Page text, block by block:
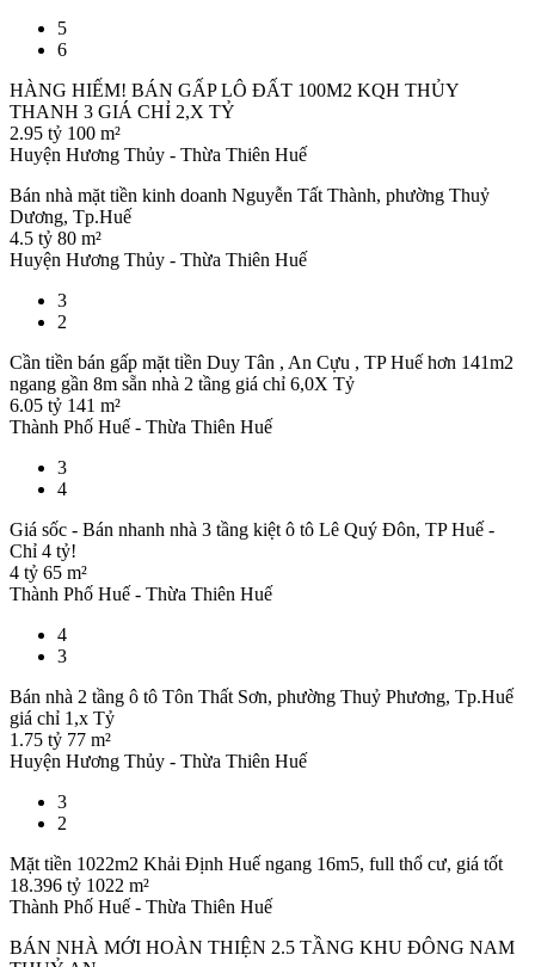
5
6
HÀNG HIẾM! BÁN GẤP LÔ ĐẤT 100M2 KQH THỦY
THANH 3 GIÁ CHỈ 2,X TỶ
2.95 tỷ 100 m²
Huyện Hương Thủy - Thừa Thiên Huế
Bán nhà mặt tiền kinh doanh Nguyễn Tất Thành, phường Thuỷ
Dương, Tp.Huế
4.5 tỷ 80 m²
Huyện Hương Thủy - Thừa Thiên Huế
3
2
Cần tiền bán gấp mặt tiền Duy Tân , An Cựu , TP Huế hơn 141m2
ngang gần 8m sẵn nhà 2 tầng giá chỉ 6,0X Tỷ
6.05 tỷ 141 m²
Thành Phố Huế - Thừa Thiên Huế
3
4
Giá sốc - Bán nhanh nhà 3 tầng kiệt ô tô Lê Quý Đôn, TP Huế -
Chỉ 4 tỷ!
4 tỷ 65 m²
Thành Phố Huế - Thừa Thiên Huế
4
3
Bán nhà 2 tầng ô tô Tôn Thất Sơn, phường Thuỷ Phương, Tp.Huế
giá chỉ 1,x Tỷ
1.75 tỷ 77 m²
Huyện Hương Thủy - Thừa Thiên Huế
3
2
Mặt tiền 1022m2 Khải Định Huế ngang 16m5, full thổ cư, giá tốt
18.396 tỷ 1022 m²
Thành Phố Huế - Thừa Thiên Huế
BÁN NHÀ MỚI HOÀN THIỆN 2.5 TẦNG KHU ĐÔNG NAM